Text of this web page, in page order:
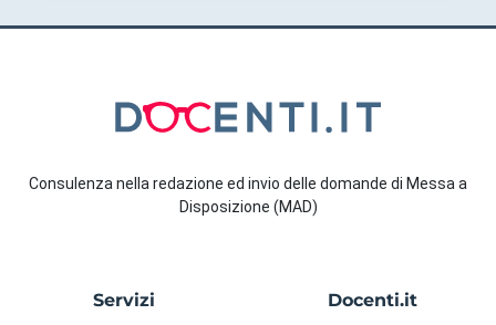
Consulenza nella redazione ed invio delle domande di Messa a
Disposizione (MAD)
Servizi Docenti.it